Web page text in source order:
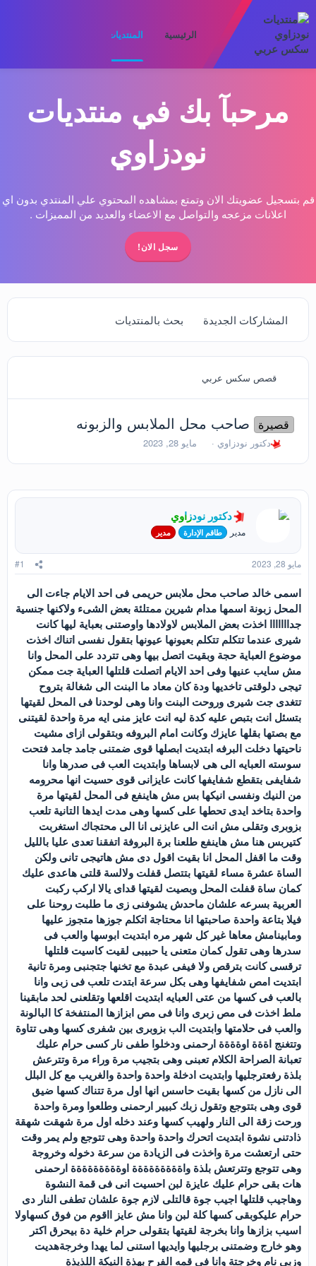
الرئيسية المنتديات
مرحبآ بك في منتديات
نودزاوي
قم بتسجيل عضويتك الان وتمتع بمشاهده المحتوي علي المنتدي بدون اي
اعلانات مزعجه والتواصل مع الاعضاء والعديد من المميزات .
سجل الان!
المشاركات الجديدة بحث بالمنتديات
قصص سكس عربي
قصيرة صاحب محل الملابس والزبونه
ب
د
ا
م
و
ع
دكتور نودزاوي
ت
ر
خ
ل
ب
د
ء
مايو 28, 2023
دكتور نودزاوي
مدير طاقم الإدارة مدير
مايو 28, 2023 #1
اسمى خالد صاحب محل ملابس حريمى فى احد الايام جاءت الى
المحل زبونة اسمها مدام شيرين ممتلئة بعض الشىء ولاكنها جنسية
جدااااااا اخذت بعض الملابس لاولادها واوصتنى بعباية ليها كانت
شيرى عندما تتكلم تتكلم بعيونها عيونها بتقول نفسى اتناك اخذت
موضوع العباية حجة وبقيت اتصل بيها وهى تتردد على المحل وانا
مش سايب عنيها وفى احد الايام اتصلت قلتلها العباية جت ممكن
تيجى دلوقتى تاخديها ودة كان معاد ما البنت الى شغالة بتروح
تتغدى جت شيرى وروحت البنت وانا وهى لوحدنا فى المحل لقيتها
بتسئل انت بتبص عليه كدة ليه انت عايز منى ايه مرة واحدة لقيتنى
مع بصتها بقلها عايزك وكانت امام البروفه وبتقولى ازاى مشيت
ناحيتها دخلت البرفه ابتديت ابصلها قوى ضمتنى جامد جامد فتحت
سوسته العبايه الى هى لابساها وابتديت العب فى صدرها وانا
شفايفى بتقطع شفايفها كانت عايزانى قوى حسيت انها محرومه
من النيك ونفسى انيكها بس مش هاينفع فى المحل لقيتها مرة
واحدة بتاخد ايدى تحطها على كسها وهى مدت ايدها التانية تلعب
بزوبرى وتقلى مش انت الى عايزنى انا الى محتجاك استغربت
كتيربس هنا مش هاينفع طلعنا برة البروفة اتفقنا تعدى عليا بالليل
وقت ما اقفل المحل انا بقيت اقول دى مش هاتيجى تانى ولكن
الساة عشرة مساء لقيتها بتتصل قفلت ولالسة قلتى هاعدى عليك
كمان ساة قفلت المحل وبصيت لقيتها قداى يالا اركب ركبت
العربية بسرعه علشان ماحدش يشوفنى زى ما طلبت روحنا على
فيلا بتاعة واحدة صاحبتها انا محتاجة اتكلم جوزها متجوز عليها
ومابينامش معاها غير كل شهر مره ابتديت ابوسها والعب فى
سدرها وهى تقول كمان متعنى يا حبيبى لقيت كاسيت قلتلها
ترقسى كانت بترقص ولا فيفى عبدة مع تخنها جتجنبى ومرة تانية
ابتديت امص شفايفها وهى بكل سرعة ابتدت تلعب فى زبى وانا
بالعب فى كسها من عتى العبايه ابتديت اقلعها وتقلعنى لحد مابقينا
ملط اخذت فى مص زبرى وانا فى مص ابزازها المنتفخة كا البالونة
والعب فى حلامتها وابتديت الب بزوبرى بين شفرى كسها وهى تتاوة
وتتغنج اةةة اوةةةة ارحمنى ودخلوا طفى نار كسى حرام عليك
تعبانة الصراحة الكلام تعبنى وهى بتجيب مرة وراء مرة وتترعش
بلذة رفعترجليها وابتديت ادخلة واحدة واحدة والغريب مع كل البلل
الى نازل من كسها بقيت حاسس انها اول مرة تتناك كسها ضيق
قوى وهى بتتوجع وتقول زبك كبيير ارحمنى وطلعوا ومرة واحدة
ورحت زقة الى النار ولهيب كسها وعند دخله اول مرة شهقت شهقة
ذادتنى نشوة ابتديت اتحرك واحدة واحدة وهى تتوجع ولم يمر وقت
حتى ارتعشت مرة واخذت فى الزيادة من سرعة دخوله وخروجة
وهى تتوجع وتترتعش بلذة واةةةةةةةةة اوةةةةةةةةة ارحمنى
هات بقى حرام عليك عايزة لبن احسيت انى فى قمة النشوة
وهاجيب قلتلها اجيب جوة قالتلى لازم جوة علشان تطفى النار دى
حرام عليكوبقى كسها كلة لبن وانا مش عايز ااقوم من فوق كسهاولا
اسيب بزازها وانا بخرجة لقيتها بتقولى حرام خلية دة بيحرق اكتر
وهو خارج وضمتنى برجليها وايديها استنى لما يهدا وخرجةهديت
وزبى نام وخرجتة وانا فى قمه الفرح بهذة النيكة اللذيذة